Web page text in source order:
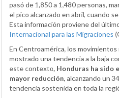
pasó de 1,850 a 1,480 personas,
el pico alcanzado en abril, cuando
Esta información proviene del
Internacional para las Migraciones
En Centroamérica, los
mostrado una tendencia a la baja
este contexto, Honduras ha sido
mayor reducción, alcanzando un
tendencia sostenida en toda la